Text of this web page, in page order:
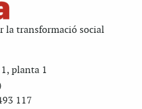
la transformació social
1, planta 1
117